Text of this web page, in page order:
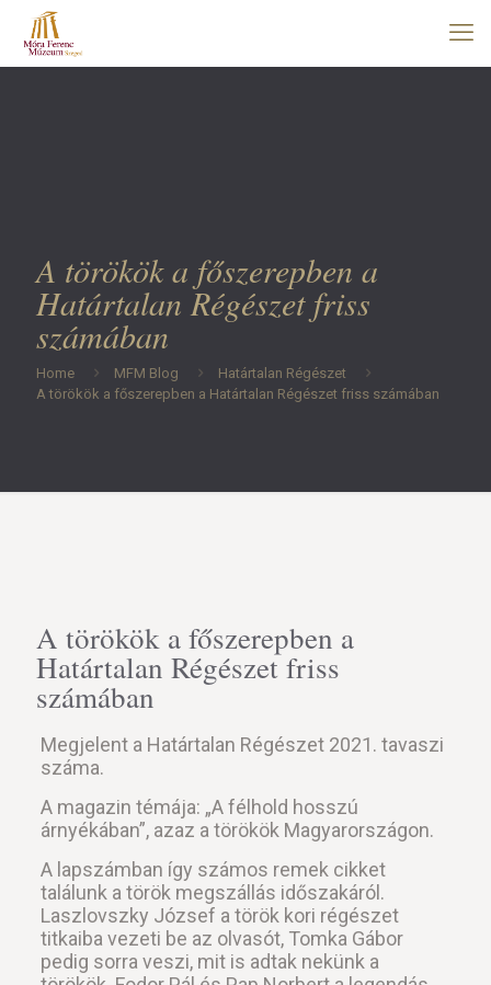
A törökök a főszerepben a
Határtalan Régészet friss
számában
Home MFM Blog
Határtalan Régészet
A törökök a főszerepben a Határtalan Régészet friss számában
A törökök a főszerepben a
Határtalan Régészet friss
számában
Megjelent a Határtalan Régészet 2021. tavaszi
száma.
A magazin témája: „A félhold hosszú
árnyékában”, azaz a törökök Magyarországon.
A lapszámban így számos remek cikket
találunk a török megszállás időszakáról.
Laszlovszky József a török kori régészet
titkaiba vezeti be az olvasót, Tomka Gábor
pedig sorra veszi, mit is adtak nekünk a